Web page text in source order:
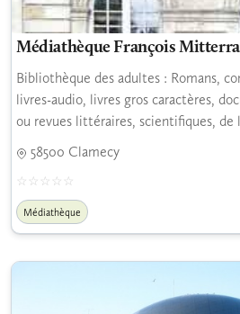
Médiathèque François
Bibliothèque des adultes : Romans,
livres-audio, livres gros caractères,
ou revues littéraires, scientifiques, de
58500 Clamecy
Médiathèque